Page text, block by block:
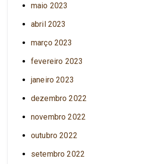
maio 2023
abril 2023
março 2023
fevereiro 2023
janeiro 2023
dezembro 2022
novembro 2022
outubro 2022
setembro 2022